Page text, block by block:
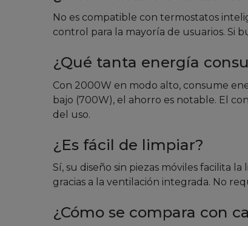
No es compatible con termostatos
control para la mayoría de usuarios. Si
¿Qué tanta energía
Con 2000W en modo alto, consume
bajo (700W), el ahorro es notable. El
del uso.
¿Es fácil de limpiar?
Sí, su diseño sin piezas móviles facilita
gracias a la ventilación integrada. No
¿Cómo se compara con